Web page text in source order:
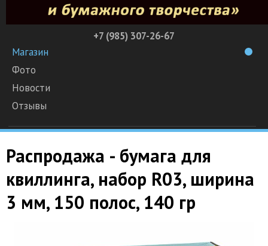
+7 (985) 307-26-67
Магазин
Фото
Новости
Отзывы
Распродажа - бумага для
квиллинга, набор R03, ширина
3 мм, 150 полос, 140 гр